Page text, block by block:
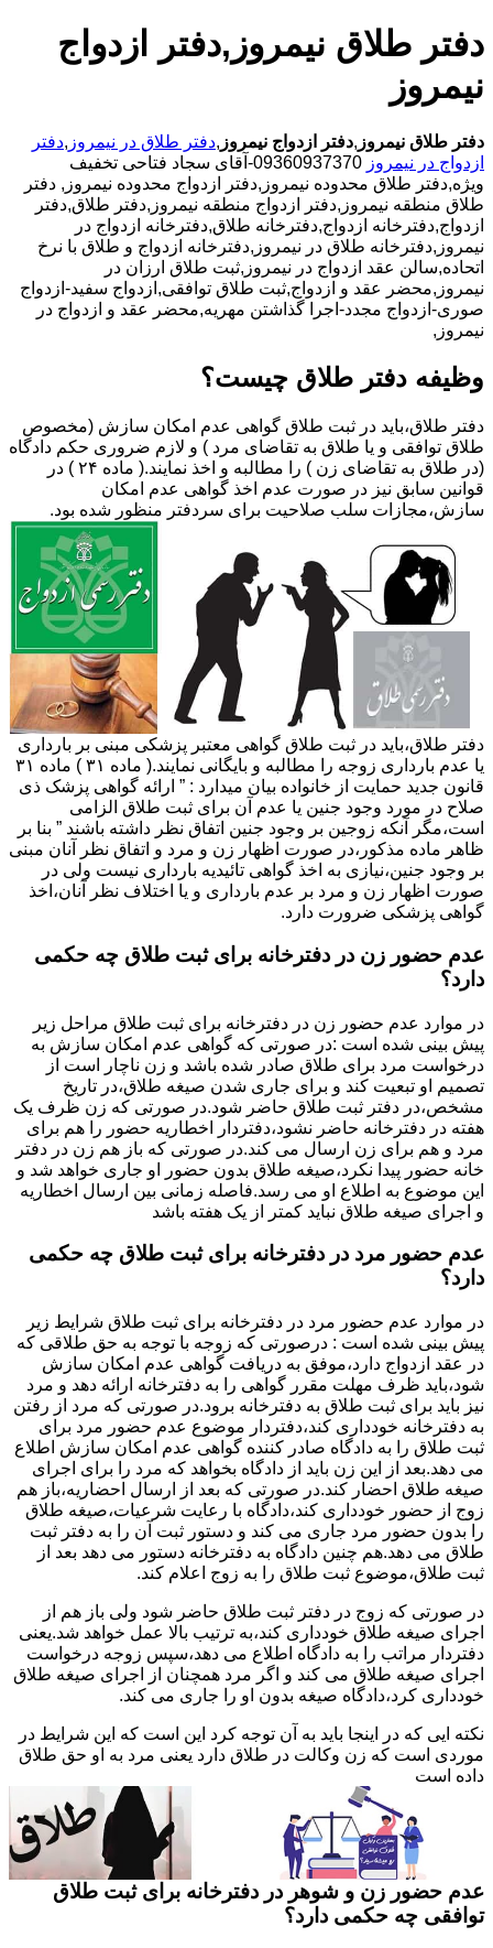
دفتر طلاق نیمروز,دفتر ازدواج
نیمروز
دفتر طلاق نیمروز ,دفتر ازدواج نیمروز ,دفتر طلاق در نیمروز ,دفتر
ازدواج در نیمروز
09360937370-آقای سجاد فتاحی تخفیف
ویژه,دفتر طلاق محدوده نیمروز,دفتر ازدواج محدوده نیمروز, دفتر
طلاق منطقه نیمروز,دفتر ازدواج منطقه نیمروز,دفتر طلاق,دفتر
ازدواج,دفترخانه ازدواج,دفترخانه طلاق,دفترخانه ازدواج در
نیمروز,دفترخانه طلاق در نیمروز,دفترخانه ازدواج و طلاق با نرخ
اتحاده,سالن عقد ازدواج در نیمروز,ثبت طلاق ارزان در
نیمروز,محضر عقد و ازدواج,ثبت طلاق توافقی,ازدواج سفید-ازدواج
صوری-ازدواج مجدد-اجرا گذاشتن مهریه,محضر عقد و ازدواج در
نیمروز,
وظیفه دفتر طلاق چیست؟
دفتر طلاق،باید در ثبت طلاق گواهی عدم امکان سازش (مخصوص
طلاق توافقی و یا طلاق به تقاضای مرد ) و لازم ضروری حکم دادگاه
(در طلاق به تقاضای زن ) را مطالبه و اخذ نمایند.( ماده ۲۴ ) در
قوانین سابق نیز در صورت عدم اخذ گواهی عدم امکان
سازش،مجازات سلب صلاحیت برای سردفتر منظور شده بود.
دفتر طلاق،باید در ثبت طلاق گواهی معتبر پزشکی مبنی بر بارداری
یا عدم بارداری زوجه را مطالبه و بایگانی نمایند.( ماده ۳۱ ) ماده ۳۱
قانون جدید حمایت از خانواده بیان میدارد : ” ارائه گواهی پزشک ذی
صلاح در مورد وجود جنین یا عدم آن برای ثبت طلاق الزامی
است،مگر آنکه زوجین بر وجود جنین اتفاق نظر داشته باشند ” بنا بر
ظاهر ماده مذکور،در صورت اظهار زن و مرد و اتفاق نظر آنان مبنی
بر وجود جنین،نیازی به اخذ گواهی تائیدیه بارداری نیست ولی در
صورت اظهار زن و مرد بر عدم بارداری و یا اختلاف نظر آنان،اخذ
گواهی پزشکی ضرورت دارد.
عدم حضور زن در دفترخانه برای ثبت طلاق چه حکمی
دارد؟
در موارد عدم حضور زن در دفترخانه برای ثبت طلاق مراحل زیر
پیش بینی شده است :در صورتی که گواهی عدم امکان سازش به
درخواست مرد برای طلاق صادر شده باشد و زن ناچار است از
تصمیم او تبعیت کند و برای جاری شدن صیغه طلاق،در تاریخ
مشخص،در دفتر ثبت طلاق حاضر شود.در صورتی که زن ظرف یک
هفته در دفترخانه حاضر نشود،دفتردار اخطاریه حضور را هم برای
مرد و هم برای زن ارسال می کند.در صورتی که باز هم زن در دفتر
خانه حضور پیدا نکرد،صیغه طلاق بدون حضور او جاری خواهد شد و
این موضوع به اطلاع او می رسد.فاصله زمانی بین ارسال اخطاریه
و اجرای صیغه طلاق نباید کمتر از یک هفته باشد
عدم حضور مرد در دفترخانه برای ثبت طلاق چه حکمی
دارد؟
در موارد عدم حضور مرد در دفترخانه برای ثبت طلاق شرایط زیر
پیش بینی شده است : درصورتی که زوجه با توجه به حق طلاقی که
در عقد ازدواج دارد،موفق به دریافت گواهی عدم امکان سازش
شود،باید ظرف مهلت مقرر گواهی را به دفترخانه ارائه دهد و مرد
نیز باید برای ثبت طلاق به دفترخانه برود.در صورتی که مرد از رفتن
به دفترخانه خودداری کند،دفتردار موضوع عدم حضور مرد برای
ثبت طلاق را به دادگاه صادر کننده گواهی عدم امکان سازش اطلاع
می دهد.بعد از این زن باید از دادگاه بخواهد که مرد را برای اجرای
صیغه طلاق احضار کند.در صورتی که بعد از ارسال احضاریه،باز هم
زوج از حضور خودداری کند،دادگاه با رعایت شرعیات،صیغه طلاق
را بدون حضور مرد جاری می کند و دستور ثبت آن را به دفتر ثبت
طلاق می دهد.هم چنین دادگاه به دفترخانه دستور می دهد بعد از
ثبت طلاق،موضوع ثبت طلاق را به زوج اعلام کند.
در صورتی که زوج در دفتر ثبت طلاق حاضر شود ولی باز هم از
اجرای صیغه طلاق خودداری کند،به ترتیب بالا عمل خواهد شد.یعنی
دفتردار مراتب را به دادگاه اطلاع می دهد،سپس زوجه درخواست
اجرای صیغه طلاق می کند و اگر مرد همچنان از اجرای صیغه طلاق
خودداری کرد،دادگاه صیغه بدون او را جاری می کند.
نکته ایی که در اینجا باید به آن توجه کرد این است که این شرایط در
موردی است که زن وکالت در طلاق دارد یعنی مرد به او حق طلاق
داده است
عدم حضور زن و شوهر در دفترخانه برای ثبت طلاق
توافقی چه حکمی دارد؟